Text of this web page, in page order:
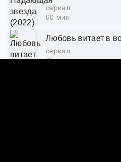
сериал
60 мин
Любовь витает в
сериал
45 мин